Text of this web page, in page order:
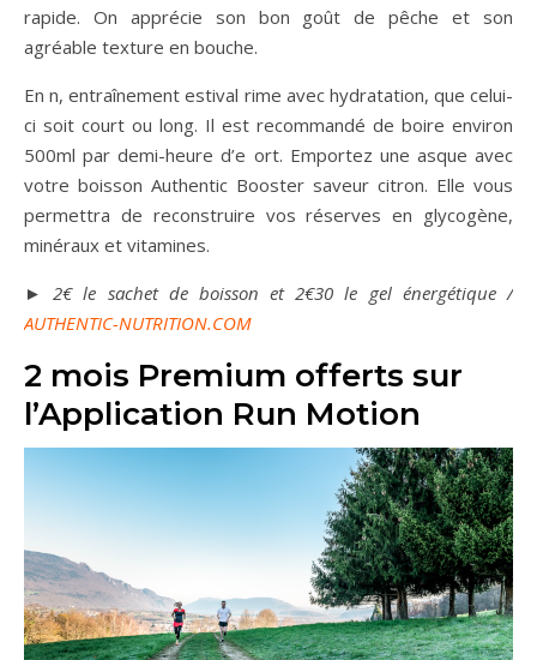
rapide. On apprécie son bon goût de pêche et son
agréable texture en bouche.
En n, entraînement estival rime avec hydratation, que celui-
ci soit court ou long. Il est recommandé de boire environ
500ml par demi-heure d’e ort. Emportez une asque avec
votre boisson Authentic Booster saveur citron. Elle vous
permettra de reconstruire vos réserves en glycogène,
minéraux et vitamines.
►2€ le sachet de boisson et 2€30 le gel énergétique /
AUTHENTIC-NUTRITION.COM
2 mois Premium offerts sur
l’Application Run Motion